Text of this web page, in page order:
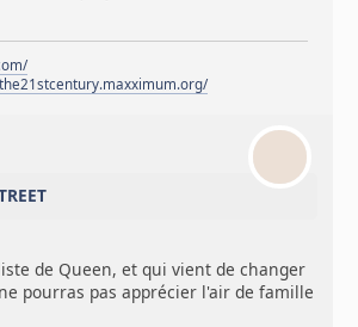
de Queen, et qui vient de changer
pourras pas apprécier l'air de famille